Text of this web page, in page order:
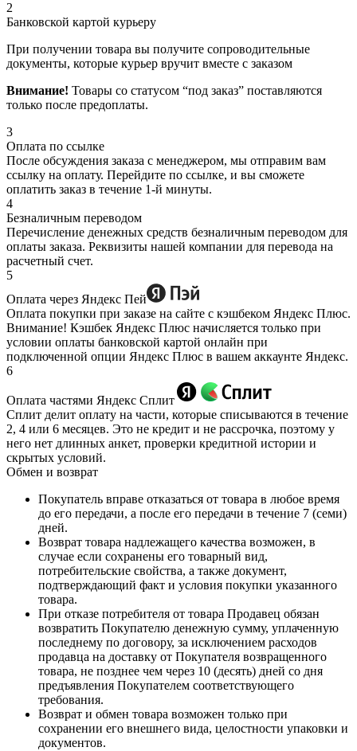
2
Банковской картой курьеру
При получении товара вы получите сопроводительные
документы, которые курьер вручит вместе с заказом
Внимание! Товары со статусом “под заказ” поставляются
только после предоплаты.
3
Оплата по ссылке
После обсуждения заказа с менеджером, мы отправим вам
ссылку на оплату. Перейдите по ссылке, и вы сможете
оплатить заказ в течение 1-й минуты.
4
Безналичным переводом
Перечисление денежных средств безналичным переводом для
оплаты заказа. Реквизиты нашей компании для перевода на
расчетный счет.
5
Оплата через Яндекс Пей
Оплата покупки при заказе на сайте с кэшбеком Яндекс Плюс.
Внимание! Кэшбек Яндекс Плюс начисляется только при
условии оплаты банковской картой онлайн при
подключенной опции Яндекс Плюс в вашем аккаунте Яндекс.
6
Оплата частями Яндекс Сплит
Сплит делит оплату на части, которые списываются в течение
2, 4 или 6 месяцев. Это не кредит и не рассрочка, поэтому у
него нет длинных анкет, проверки кредитной истории и
скрытых условий.
Обмен и возврат
Покупатель вправе отказаться от товара в любое время
до его передачи, а после его передачи в течение 7 (семи)
дней.
Возврат товара надлежащего качества возможен, в
случае если сохранены его товарный вид,
потребительские свойства, а также документ,
подтверждающий факт и условия покупки указанного
товара.
При отказе потребителя от товара Продавец обязан
возвратить Покупателю денежную сумму, уплаченную
последнему по договору, за исключением расходов
продавца на доставку от Покупателя возвращенного
товара, не позднее чем через 10 (десять) дней со дня
предъявления Покупателем соответствующего
требования.
Возврат и обмен товара возможен только при
сохранении его внешнего вида, целостности упаковки и
документов.